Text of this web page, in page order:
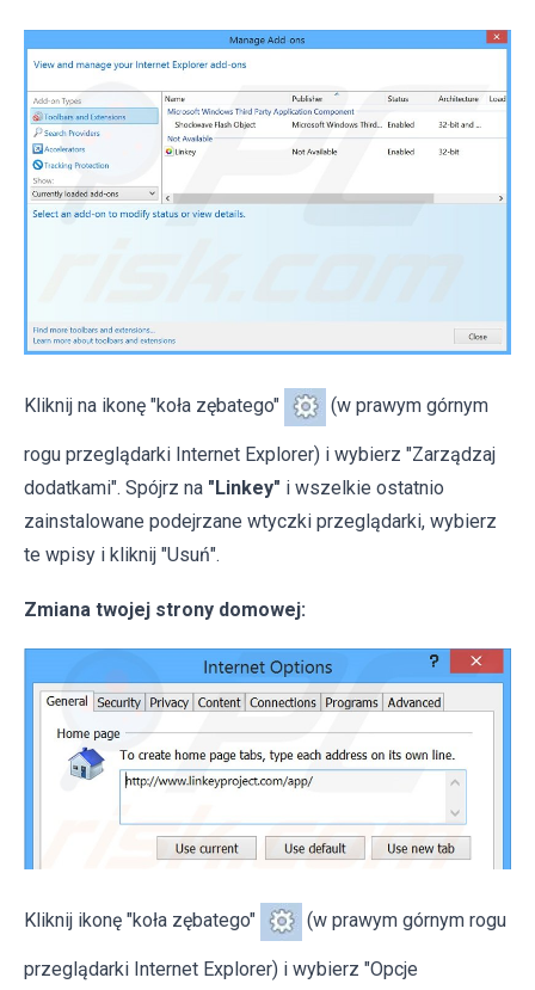
Kliknij na ikonę "koła zębatego" (w prawym górnym
rogu przeglądarki Internet Explorer) i wybierz "Zarządzaj
dodatkami". Spójrz na "Linkey" i wszelkie ostatnio
zainstalowane podejrzane wtyczki przeglądarki, wybierz
te wpisy i kliknij "Usuń".
Zmiana twojej strony domowej:
Kliknij ikonę "koła zębatego" (w prawym górnym rogu
przeglądarki Internet Explorer) i wybierz "Opcje